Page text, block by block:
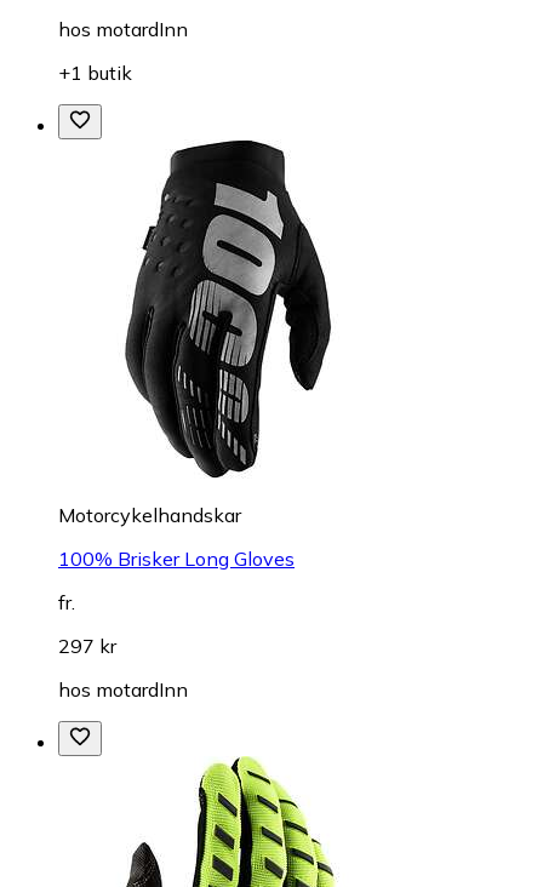
hos motardInn
+1 butik
Motorcykelhandskar
100% Brisker Long Gloves
fr.
297 kr
hos motardInn